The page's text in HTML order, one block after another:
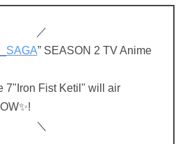
／
” SEASON 2 TV Anime
7"Iron Fist Ketil" will air
＼